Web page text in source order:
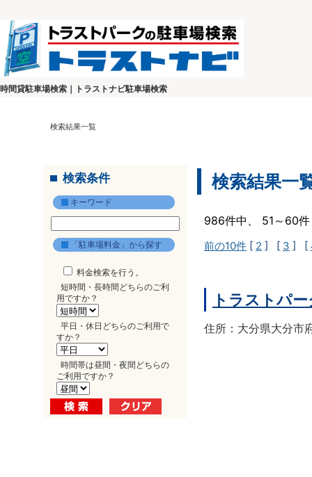
時間貸駐車場検索｜トラストナビ駐車場検索
検索結果一覧
検索条件
キーワード
「駐車場料金」から探す
料金検索を行う。
短時間・長時間どちらのご利
用ですか？
平日・休日どちらのご利用で
すか？
時間帯は昼間・夜間どちらの
ご利用ですか？
検索結果一
986件中、 51～60
前の10件 [ 2 ] [ 3 ] [
トラストパ
住所：大分県大分市